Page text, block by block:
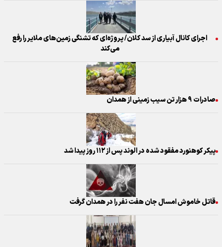
اجرای کانال آبیاری از سد کلان/ پروژه‌ای که تشنگی زمین‌های ملایر را رفع
می‌کند
صادرات ۹ هزار تن سیب زمینی از همدان
پیکر کوهنورد مفقود شده در الوند پس از ۱۱۲ روز پیدا شد
قاتل خاموش امسال جان هفت نفر را در همدان گرفت